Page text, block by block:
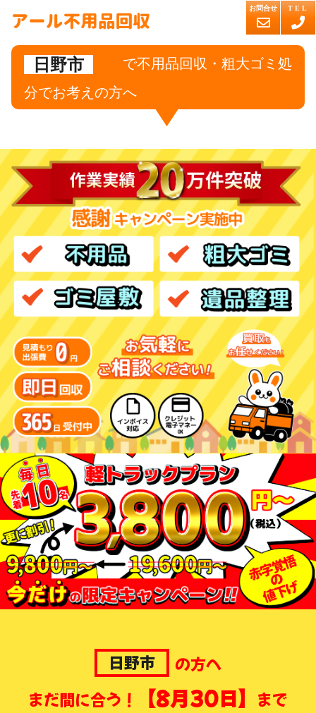
日野市
で不用品回収・粗大ゴミ処
分でお考えの方へ
日野市
の方へ
まだ間に合う！
【8月30日】 まで